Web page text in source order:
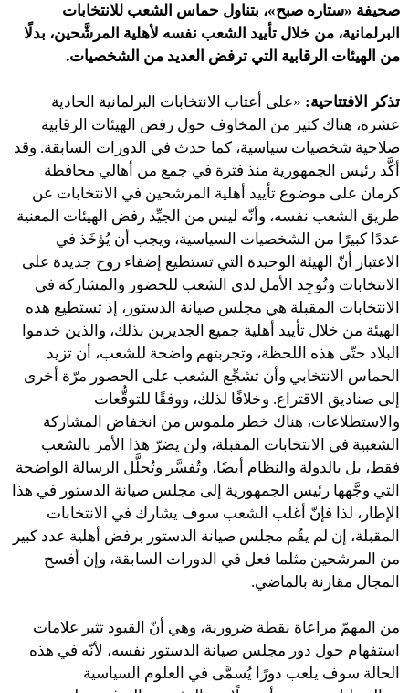
صحيفة «ستاره صبح»، بتناول حماس الشعب للانتخابات
البرلمانية، من خلال تأييد الشعب نفسه لأهلية المرشَّحين، بدلًا
من الهيئات الرقابية التي ترفض العديد من الشخصيات.
تذكر الافتتاحية: «على أعتاب الانتخابات البرلمانية الحادية
عشرة، هناك كثير من المخاوف حول رفض الهيئات الرقابية
صلاحية شخصيات سياسية، كما حدث في الدورات السابقة. وقد
أكَّد رئيس الجمهورية منذ فترة في جمع من أهالي محافظة
كرمان على موضوع تأييد أهلية المرشحين في الانتخابات عن
طريق الشعب نفسه، وأنّه ليس من الجيِّد رفض الهيئات المعنية
عددًا كبيرًا من الشخصيات السياسية، ويجب أن يُؤخَذ في
الاعتبار أنّ الهيئة الوحيدة التي تستطيع إضفاء روح جديدة على
الانتخابات وتُوجِد الأمل لدى الشعب للحضور والمشاركة في
الانتخابات المقبلة هي مجلس صيانة الدستور، إذ تستطيع هذه
الهيئة من خلال تأييد أهلية جميع الجديرين بذلك، والذين خدموا
البلاد حتّى هذه اللحظة، وتجربتهم واضحة للشعب، أن تزيد
الحماس الانتخابي وأن تشجِّع الشعب على الحضور مرّة أخرى
إلى صناديق الاقتراع. وخلافًا لذلك، ووفقًا للتوقُّعات
والاستطلاعات، هناك خطر ملموس من انخفاض المشاركة
الشعبية في الانتخابات المقبلة، ولن يضرّ هذا الأمر بالشعب
فقط، بل بالدولة والنظام أيضًا، وتُفسَّر وتُحلَّل الرسالة الواضحة
التي وجَّهها رئيس الجمهورية إلى مجلس صيانة الدستور في هذا
الإطار، لذا فإنّ أغلب الشعب سوف يشارك في الانتخابات
المقبلة، إن لم يقُم مجلس صيانة الدستور برفض أهلية عدد كبير
من المرشحين مثلما فعل في الدورات السابقة، وإن أفسح
المجال مقارنة بالماضي.
من المهمّ مراعاة نقطة ضرورية، وهي أنّ القيود تثير علامات
استفهام حول دور مجلس صيانة الدستور نفسه، لأنّه في هذه
الحالة سوف يلعب دورًا يُسمَّى في العلوم السياسية